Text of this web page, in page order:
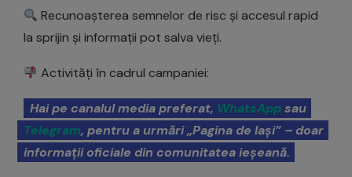
Recunoașterea semnelor de risc și accesul rapid
la sprijin și informații pot salva vieți.
Activități în cadrul campaniei:
Hai pe canalul media preferat, WhatsAppsau
Telegram, pentru a urmări „Pagina de Iași” – doar
informații oficiale din comunitatea ieșeană.